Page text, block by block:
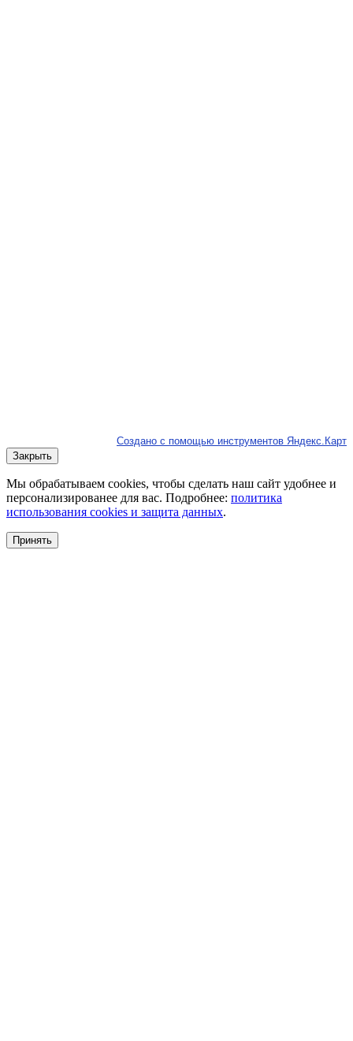
Создано с помощью инструментов Яндекс.Карт
Закрыть
Мы обрабатываем cookies, чтобы сделать наш сайт удобнее и
персонализированее для вас. Подробнее: политика
использования cookies и защита данных.
Принять